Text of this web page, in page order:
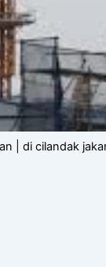
| di cilandak